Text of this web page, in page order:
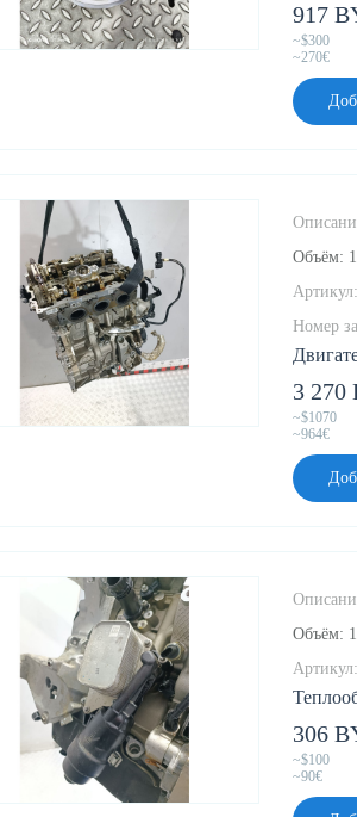
917
~$300
~270€
Объём:
Артикул:
Номер
3 270
~$1070
~964€
Объём:
Артикул:
306
~$100
~90€